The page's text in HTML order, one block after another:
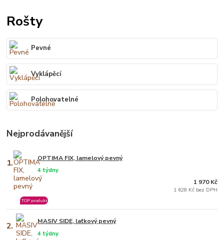
Rošty
Pevné
Vyklápěcí
Polohovatelné
Nejprodávanější
1. OPTIMA FIX, lamelový pevný
4 týdny
TOP produkt
1 970 Kč
1 628 Kč bez DPH
2. MASIV SIDE, laťkový pevný
4 týdny